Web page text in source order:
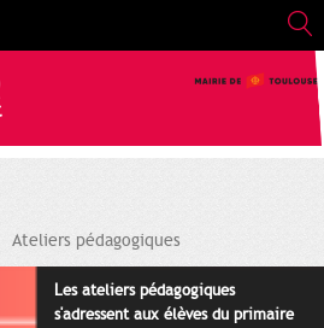
Ateliers pédagogiques
Les ateliers pédagogiques
s'adressent aux élèves du primaire
sur les cookies